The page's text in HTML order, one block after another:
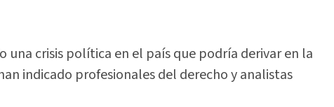
una crisis política en el país que podría derivar en la
indicado profesionales del derecho y analistas